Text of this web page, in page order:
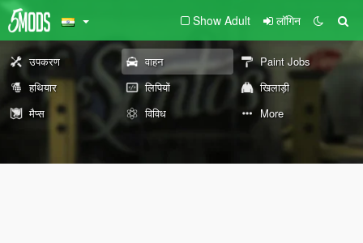
Show Adult लॉगिन
उपकरण वाहन
Paint Jobs
हथियार
लिपियों
खिलाड़ी
मैप्स
विविध More